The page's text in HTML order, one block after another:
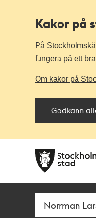
Kakor på
På
fungera på ett
Om kakor på
Godkänn
navigationen
huvudinnehållet
Sök